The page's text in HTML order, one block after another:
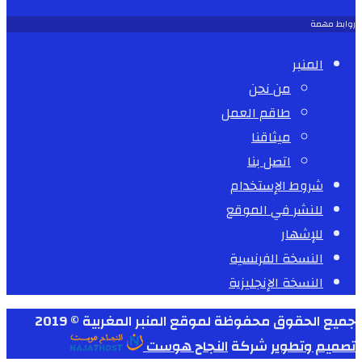
روابط مهمة
المنبر
من نحن
طاقم العمل
ميثاقنا
اتصل بنا
شروط الإستخدام
للنشر في الموقع
للإشهار
النسخة الفرنسية
النسخة الإنجليزية
جميع الحقوق محفوظة لموقع المنبر المغربية © 2019
تصميم وتطويرشركةالنجاح هوست